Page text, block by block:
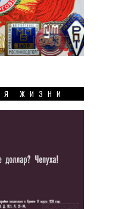
ЖИЗНИ